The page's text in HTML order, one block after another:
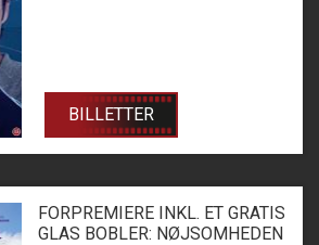
BILLETTER
FORPREMIERE INKL. ET GRATIS
GLAS BOBLER: NØJSOMHEDEN